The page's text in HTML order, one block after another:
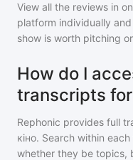
View all the reviews in
platform individually
show is worth pitching
How do I
transcripts for
Rephonic provides full
кіно. Search within
whether they be topics,